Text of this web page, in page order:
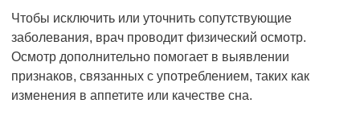
Чтобы исключить или уточнить сопутствующие
заболевания, врач проводит физический осмотр.
Осмотр дополнительно помогает в выявлении
признаков, связанных с употреблением, таких как
изменения в аппетите или качестве сна.